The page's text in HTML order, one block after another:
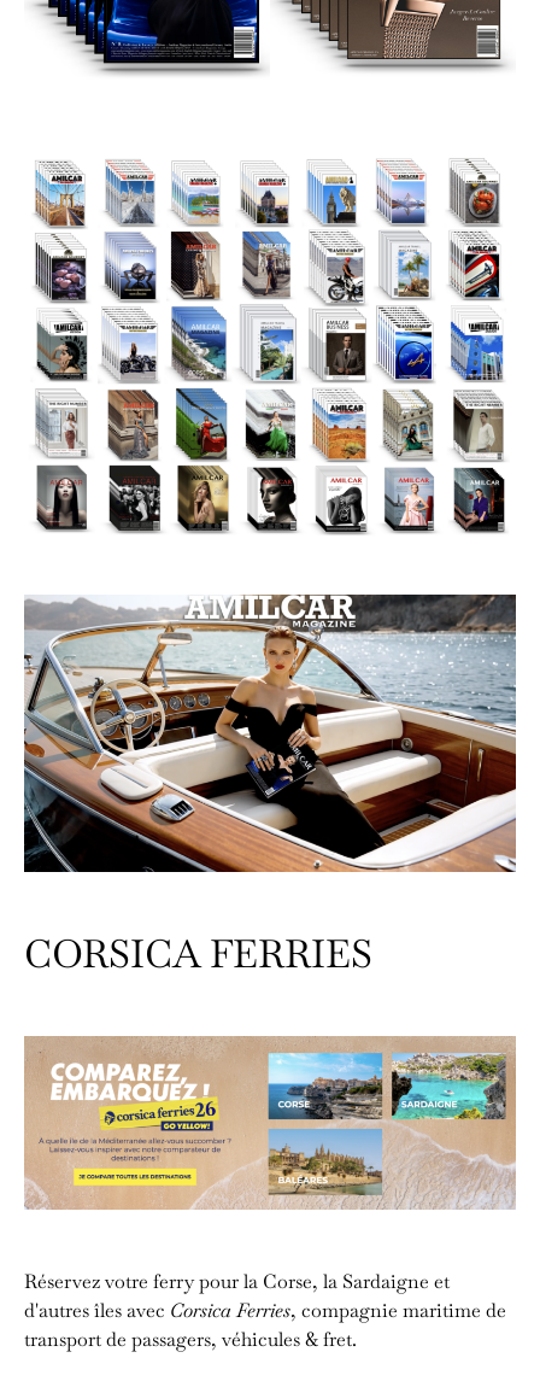
CORSICA FERRIES
Réservez votre ferry pour la Corse, la Sardaigne et
d'autres îles avec Corsica Ferries, compagnie maritime de
transport de passagers, véhicules & fret.